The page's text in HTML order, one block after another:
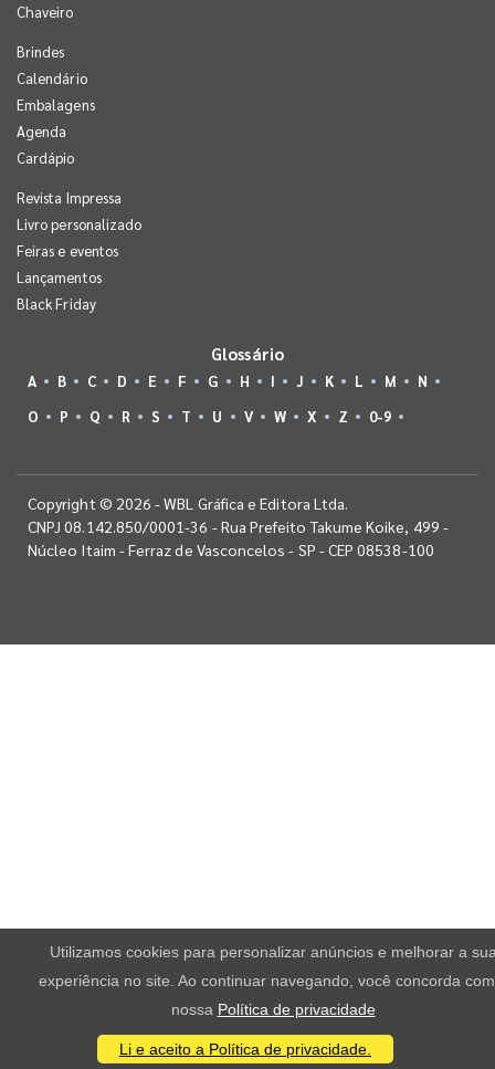
Chaveiro
Brindes
Calendário
Embalagens
Agenda
Cardápio
Revista Impressa
Livro personalizado
Feiras e eventos
Lançamentos
Black Friday
Glossário
A B C D E F G H I J K L M
N
O
P Q R S T U V W X Z 0-9
Copyright © 2026 - WBL Gráfica e Editora Ltda.
CNPJ 08.142.850/0001-36 - Rua Prefeito Takume Koike, 499 -
Núcleo Itaim - Ferraz de Vasconcelos - SP - CEP 08538-100
Utilizamos cookies para personalizar anúncios e melhorar a
experiência no site. Ao continuar navegando, você concorda
nossa Política de privacidade
Li e aceito a Política de privacidade.